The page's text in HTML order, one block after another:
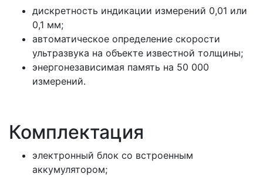
дискретность индикации измерений 0,01 или
0,1 мм;
автоматическое определение скорости
ультразвука на объекте известной толщины;
энергонезависимая память на 50 000
измерений.
Комплектация
электронный блок со встроенным
аккумулятором;